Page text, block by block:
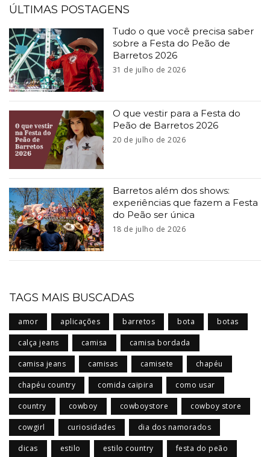
ÚLTIMAS POSTAGENS
Tudo o que você precisa saber
sobre a Festa do Peão de
Barretos 2026
31 de julho de 2026
O que vestir para a Festa do
Peão de Barretos 2026
20 de julho de 2026
Barretos além dos shows:
experiências que fazem a Festa
do Peão ser única
18 de julho de 2026
TAGS MAIS BUSCADAS
amor aplicações barretos bota botas
calça jeans camisa camisa bordada
camisa jeans camisas camisete chapéu
chapéu country comida caipira como usar
country cowboy cowboystore cowboy store
cowgirl curiosidades dia dos namorados
dicas estilo estilo country festa do peão